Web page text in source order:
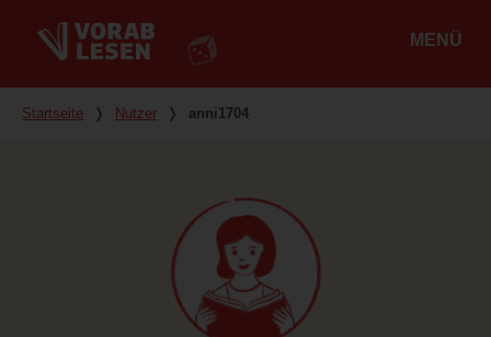
MENÜ
Du bist hier
Startseite ❭ Nutzer ❭ anni1704